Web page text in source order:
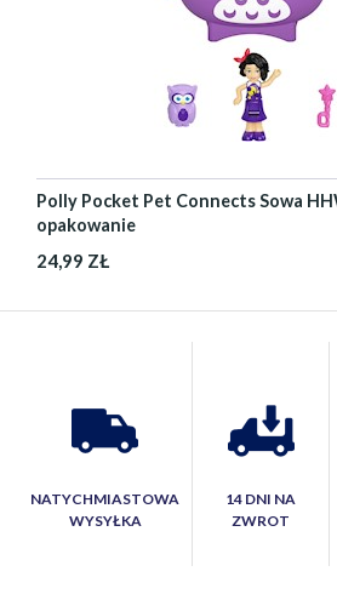
Polly Pocket Pet Connects Sowa
opakowanie
24,99 ZŁ
NATYCHMIASTOWA
WYSYŁKA
14 DNI NA
ZWROT